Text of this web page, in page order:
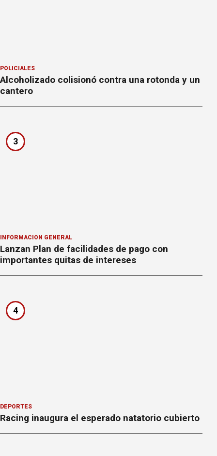
POLICIALES
Alcoholizado colisionó contra una rotonda y un
cantero
3
INFORMACION GENERAL
Lanzan Plan de facilidades de pago con
importantes quitas de intereses
4
DEPORTES
Racing inaugura el esperado natatorio cubierto